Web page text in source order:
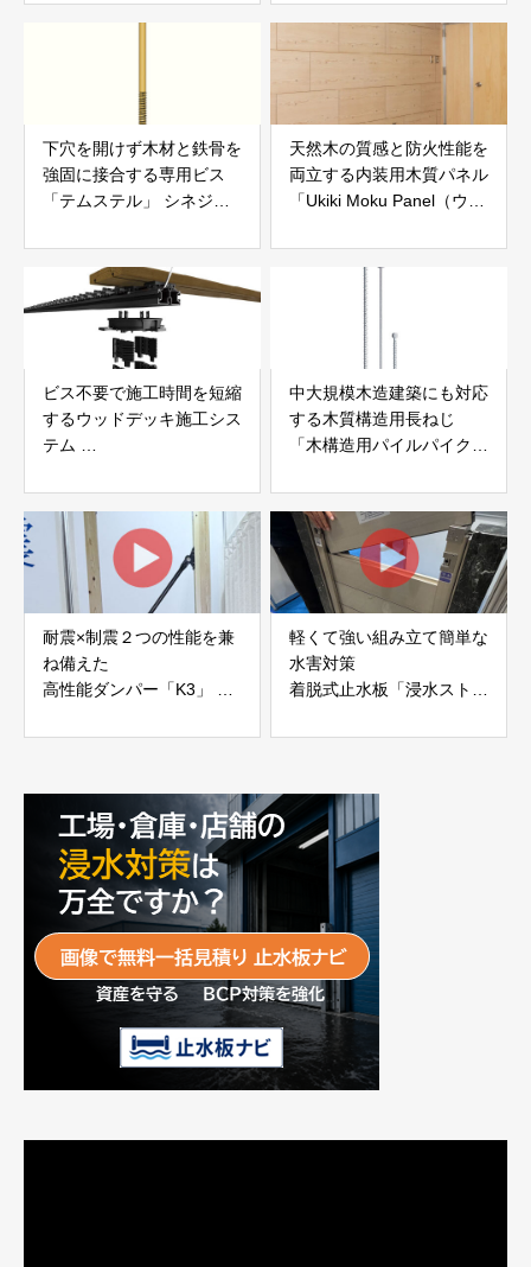
下穴を開けず木材と鉄骨を
強固に接合する専用ビス
「テムステル」 シネジッ
天然木の質感と防火性能を
両立する内装用木質パネル
「Ukiki Moku Panel（ウキ
社サンパテック
ビス不要で施工時間を短縮
するウッドデッキ施工シス
テム
JAPAN
中大規模木造建築にも対応
する木質構造用長ねじ
「木構造用パイルパイクビ
耐震×制震２つの性能を兼
ね備えた
高性能ダンパー「K3」 富
軽くて強い組み立て簡単な
水害対策
着脱式止水板「浸水ストッ
富士工業株式会社